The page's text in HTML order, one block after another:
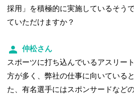
採用」を積極的に実施しているそう
ていただけますか？
仲松さん
スポーツに打ち込んでいるアスリー
方が多く、弊社の仕事に向いている
た、有名選手にはスポンサードなど